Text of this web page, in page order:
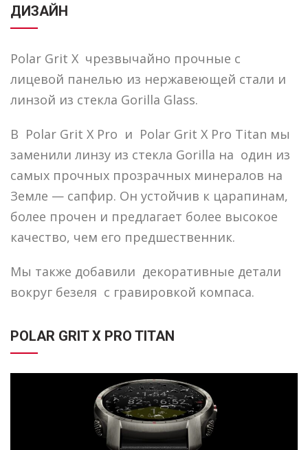
ДИЗАЙН
Polar Grit X чрезвычайно прочные с
лицевой панелью из нержавеющей стали и
линзой из стекла Gorilla Glass.
В Polar Grit X Pro и Polar Grit X Pro Titan мы
заменили линзу из стекла Gorilla на один из
самых прочных прозрачных минералов на
Земле — сапфир. Он устойчив к царапинам,
более прочен и предлагает более высокое
качество, чем его предшественник.
Мы также добавили декоративные детали
вокруг безеля с гравировкой компаса.
POLAR GRIT X PRO TITAN